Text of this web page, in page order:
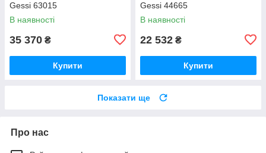
Gessi 63015
В наявності
35 370 ₴
Купити
Gessi 44665
В наявності
22 532 ₴
Купити
Показати ще
Про нас